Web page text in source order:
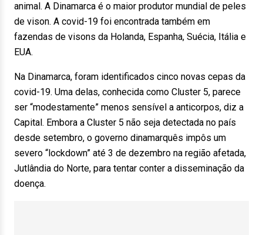
animal. A Dinamarca é o maior produtor mundial de peles
de vison. A covid-19 foi encontrada também em
fazendas de visons da Holanda, Espanha, Suécia, Itália e
EUA.
Na Dinamarca, foram identificados cinco novas cepas da
covid-19. Uma delas, conhecida como Cluster 5, parece
ser “modestamente” menos sensível a anticorpos, diz a
Capital. Embora a Cluster 5 não seja detectada no país
desde setembro, o governo dinamarquês impôs um
severo “lockdown” até 3 de dezembro na região afetada,
Jutlândia do Norte, para tentar conter a disseminação da
doença.